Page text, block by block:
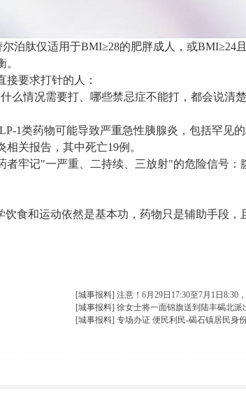
泊肽仅适用于BMI≥28的肥胖成人，或BMI≥24
要求打针的人：
么情况需要打、哪些禁忌症不能打，都会说清
1类药物可能导致严重急性胰腺炎，包括罕见
关报告，其中死亡19例。
牢记"一严重、二持续、三放射"的危险信号：
食和运动依然是基本功，药物只是辅助手段，
[城事报料] 注意！6月29日17:30至7月1日8:30
[城事报料] 徐女士将一面锦旗送到陆丰碣北派
[城事报料] 专场办证 便民利民-碣石镇居民身